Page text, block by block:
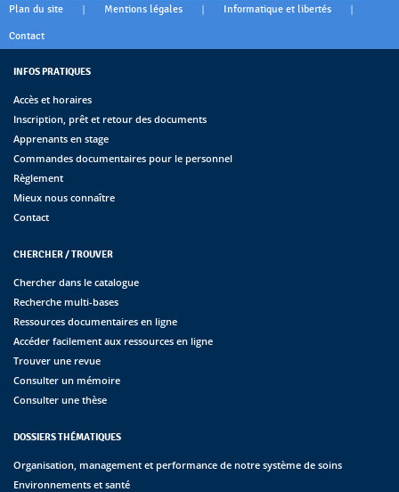
Plan du site | Mentions légales | Informatique et libertés |
Contact
INFOS PRATIQUES
Accès et horaires
Inscription, prêt et retour des documents
Apprenants en stage
Commandes documentaires pour le personnel
Règlement
Mieux nous connaître
Contact
CHERCHER / TROUVER
Chercher dans le catalogue
Recherche multi-bases
Ressources documentaires en ligne
Accéder facilement aux ressources en ligne
Trouver une revue
Consulter un mémoire
Consulter une thèse
DOSSIERS THÉMATIQUES
Organisation, management et performance de notre système de soins
Environnements et santé